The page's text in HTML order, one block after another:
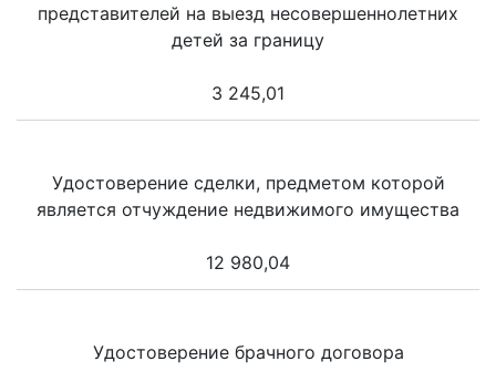
представителей на выезд несовершеннолетних
детей за границу
3 245,01
Удостоверение сделки, предметом которой
является отчуждение недвижимого имущества
12 980,04
Удостоверение брачного договора